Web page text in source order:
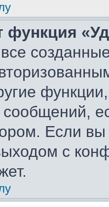
функция
Если
с